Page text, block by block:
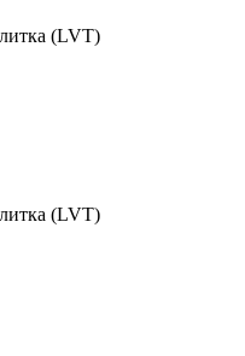
(LVT)
(LVT)